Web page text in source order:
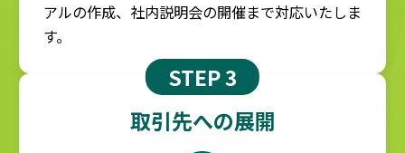
アルの作成、社内説明会の開催まで対応いたしま
す。
STEP 3
取引先への展開